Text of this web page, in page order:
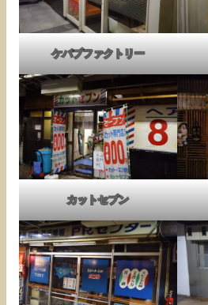
ケバブファクトリー
カットセブン